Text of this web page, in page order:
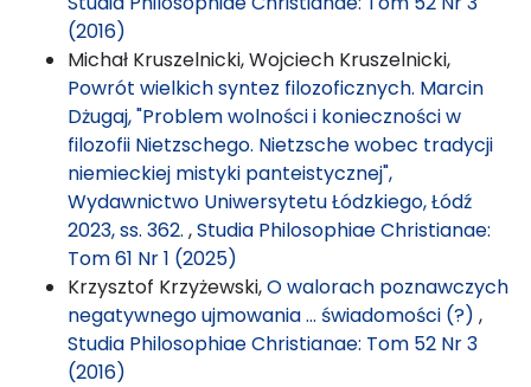
(2016)
Michał Kruszelnicki, Wojciech Kruszelnicki,
Powrót wielkich syntez filozoficznych. Marcin
Dżugaj, "Problem wolności i konieczności w
filozofii Nietzschego. Nietzsche wobec tradycji
niemieckiej mistyki panteistycznej",
Wydawnictwo Uniwersytetu Łódzkiego, Łódź
2023, ss. 362. ,Studia Philosophiae Christianae:
Tom 61 Nr 1 (2025)
Krzysztof Krzyżewski,O walorach poznawczych
negatywnego ujmowania … świadomości (?) ,
Studia Philosophiae Christianae: Tom 52 Nr 3
(2016)